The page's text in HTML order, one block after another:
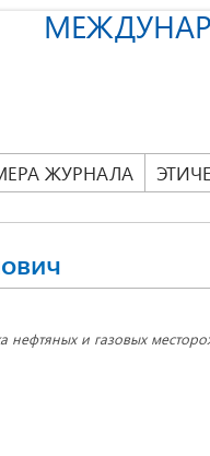
ЖУРНАЛА
нефтяных и газовых